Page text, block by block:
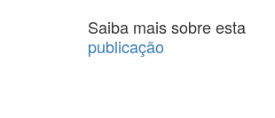
Saiba mais sobre esta
publicação